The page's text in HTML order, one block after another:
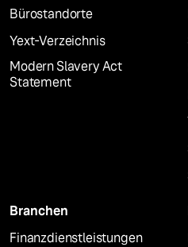
Bürostandorte
Yext-Verzeichnis
Modern Slavery Act
Statement
Branchen
Finanzdienstleistungen